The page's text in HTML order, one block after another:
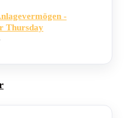
-
Thursday